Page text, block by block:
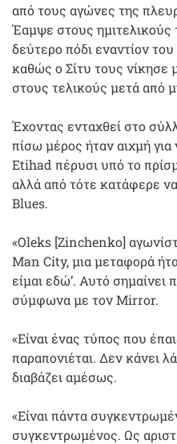
από τους αγώνες της
Έαμψε στους ημιτελικούς
δεύτερο πόδι εναντίον
καθώς ο Σίτυ τους νίκησε
στους τελικούς μετά από
Έχοντας ενταχθεί στο
πίσω μέρος ήταν αιχμή για
Etihad πέρυσι υπό το
αλλά από τότε κατάφερε
Blues.
«Oleks [Zinchenko]
Man City, μια μεταφορά
είμαι εδώ’. Αυτό σημαίνει
σύμφωνα με τον Mirror.
«Είναι ένας τύπος που
παραπονιέται. Δεν κάνει
διαβάζει αμέσως.
«Είναι πάντα
συγκεντρωμένος. Ως